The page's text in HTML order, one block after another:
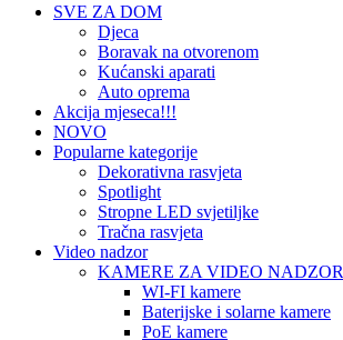
SVE ZA DOM
Djeca
Boravak na otvorenom
Kućanski aparati
Auto oprema
Akcija mjeseca!!!
NOVO
Popularne kategorije
Dekorativna rasvjeta
Spotlight
Stropne LED svjetiljke
Tračna rasvjeta
Video nadzor
KAMERE ZA VIDEO NADZOR
WI-FI kamere
Baterijske i solarne kamere
PoE kamere